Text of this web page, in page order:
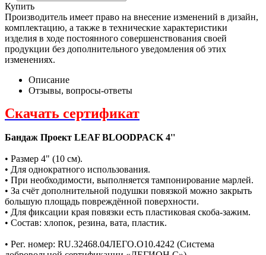
Купить
Производитель имеет право на внесение изменений в дизайн,
комплектацию, а также в технические характеристики
изделия в ходе постоянного совершенствования своей
продукции без дополнительного уведомления об этих
изменениях.
Описание
Отзывы, вопросы-ответы
Скачать сертификат
Бандаж Проект LEAF BLOODPACK 4''
• Размер 4" (10 см).
• Для однократного использования.
• При необходимости, выполняется тампонирование марлей.
• За счёт дополнительной подушки повязкой можно закрыть
большую площадь повреждённой поверхности.
• Для фиксации края повязки есть пластиковая скоба-зажим.
• Состав: хлопок, резина, вата, пластик.
• Рег. номер: RU.32468.04ЛЕГО.О10.4242 (Система